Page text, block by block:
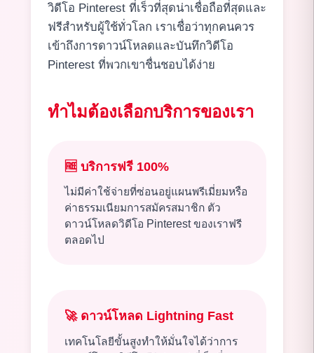
วิดีโอ Pinterest ที่เร็วที่สุดน่าเชื่อถือที่สุดและ
ฟรีสำหรับผู้ใช้ทั่วโลก เราเชื่อว่าทุกคนควร
เข้าถึงการดาวน์โหลดและบันทึกวิดีโอ
Pinterest ที่พวกเขาชื่นชอบได้ง่าย
ทำไมต้องเลือกบริการของเรา
🆓 บริการฟรี 100%
ไม่มีค่าใช้จ่ายที่ซ่อนอยู่แผนพรีเมี่ยมหรือ
ค่าธรรมเนียมการสมัครสมาชิก ตัว
ดาวน์โหลดวิดีโอ Pinterest ของเราฟรี
ตลอดไป
🚀 ดาวน์โหลด Lightning Fast
เทคโนโลยีขั้นสูงทำให้มั่นใจได้ว่าการ